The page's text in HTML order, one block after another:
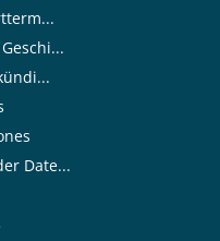
Date...